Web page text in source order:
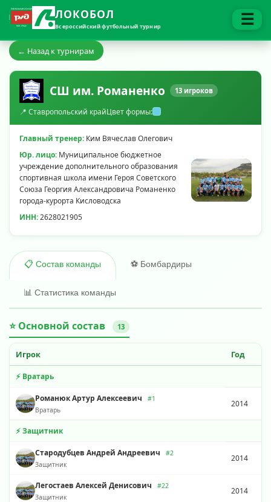
ЛОКОБОЛ
Всероссийский футбольный турнир ☰
← Назад к турнирам
СШ им. Романенко 13 игроков
📍 Ставропольский крайЦвет формы:
Главный тренер: Ким Вячеслав Олегович
Юр. лицо: Муниципальное бюджетное
учреждение дополнительного образования
спортивная школа имени Героя Советского
Союза Георгия Александровича Романенко
города-курорта Кисловодска
ИНН:2628021905
📋 Состав команды ⚽ Бомбардиры
📊 Статистика команды
⭐ Основной состав 13
Игрок Год
⚡ Вратарь
Романюк Артур Алексеевич
#1
Вратарь
2014
⚡ Защитник
Стародубцев Андрей Андреевич
#2
Защитник
2014
Легостаев Алексей Денисович
#22
Защитник
2014